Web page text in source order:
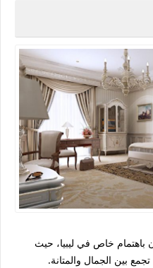
باهتمام خاص في ليبيا، حيث
بين الجمال والمتانة.